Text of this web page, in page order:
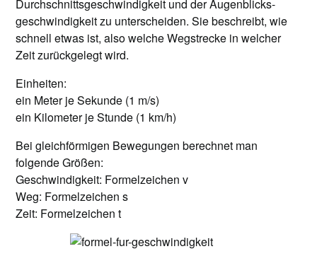
Durchschnittsgeschwindigkeit und der Augenblicks-
geschwindigkeit zu unterscheiden. Sie beschreibt, wie
schnell etwas ist, also welche Wegstrecke in welcher
Zeit zurückgelegt wird.
Einheiten:
ein Meter je Sekunde (1 m/s)
ein Kilometer je Stunde (1 km/h)
Bei gleichförmigen Bewegungen berechnet man
folgende Größen:
Geschwindigkeit: Formelzeichen v
Weg: Formelzeichen s
Zeit: Formelzeichen t